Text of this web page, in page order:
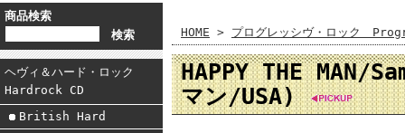
商品検索
ヘヴィ＆ハード・ロック
Hardrock CD
British Hard
HOME > プログレッシヴ・ロック
HAPPY THE MAN/
マン/USA)